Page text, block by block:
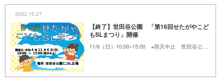
2022.10.27
【終了】世田谷公園 「第16回せたがやこど
もSLまつり」開催